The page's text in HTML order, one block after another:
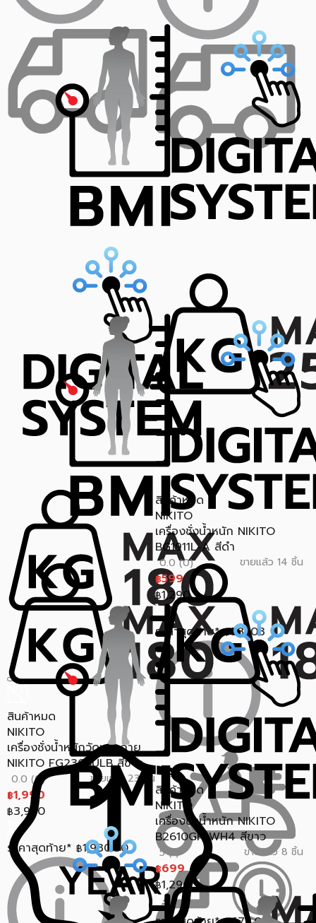
สินค้าหมด
NIKITO
เครื่องชั่งน้ำหนักวัดมวลกาย
NIKITO FG2305ULB สีขาว
0.0 (0) ขายแล้ว 23 ชิ้น
฿1,990
฿3,990
ราคาสุดท้าย* ฿1,930.30
สินค้าหมด
NIKITO
เครื่องชั่งน้ำหนัก NIKITO
BG1911L-A สีดำ
0.0 (0) ขายแล้ว 14 ชิ้น
฿599
฿1,290
ราคาสุดท้าย* ฿581.03
สินค้าหมด
NIKITO
เครื่องชั่งน้ำหนัก NIKITO
B2610GP-WH4 สีขาว
5 (1) ขายแล้ว 8 ชิ้น
฿699
฿1,290